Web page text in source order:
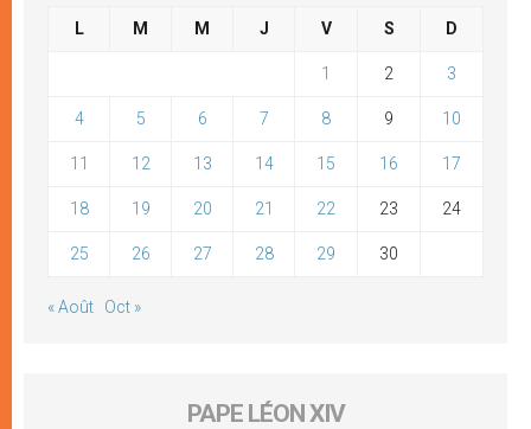
L M M J V S D
1 2 3
4 5 6 7 8 9 10
11 12 13 14 15 16 17
18 19 20 21 22 23 24
25 26 27 28 29 30
« Août Oct »
PAPE LÉON XIV